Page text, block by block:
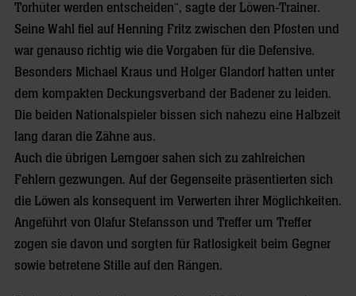
Torhüter werden entscheiden“, sagte der Löwen-Trainer.
Seine Wahl fiel auf Henning Fritz zwischen den Pfosten und
war genauso richtig wie die Vorgaben für die Defensive.
Besonders Michael Kraus und Holger Glandorf hatten unter
dem kompakten Deckungsverband der Badener zu leiden.
Die beiden Nationalspieler bissen sich nahezu eine Halbzeit
lang daran die Zähne aus.
Auch die übrigen Lemgoer sahen sich zu zahlreichen
Fehlern gezwungen. Auf der Gegenseite präsentierten sich
die Löwen als konsequent im Verwerten ihrer Möglichkeiten.
Angeführt von Olafur Stefansson und Treffer um Treffer
zogen sie davon und sorgten für Ratlosigkeit beim Gegner
sowie betretene Stille auf den Rängen.